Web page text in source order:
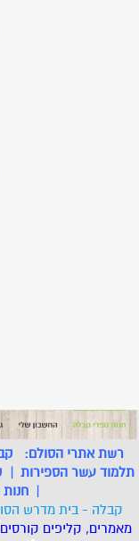
רשת אתרי הסולם:
תלמוד עשר הספירות |
|
קבלה - בית מדרש
מאמרים, קליפים